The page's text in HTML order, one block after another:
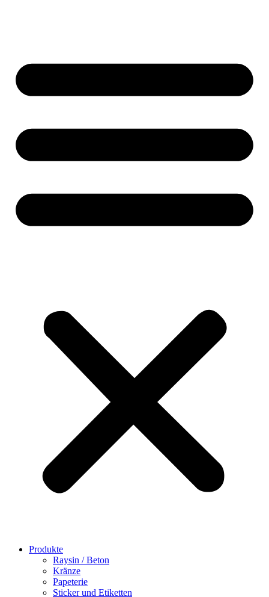
Produkte
Raysin / Beton
Kränze
Papeterie
Sticker und Etiketten